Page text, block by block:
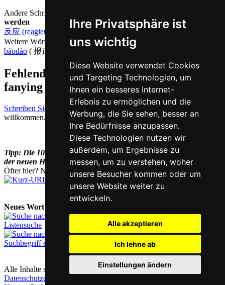
Ihre Privatsphäre ist
uns wichtig
Diese Website verwendet Cookies
und Targeting Technologien, um
Ihnen ein besseres Internet-
Erlebnis zu ermöglichen und die
Werbung, die Sie sehen, besser an
Ihre Bedürfnisse anzupassen.
Diese Technologien nutzen wir
außerdem, um Ergebnisse zu
messen, um zu verstehen, woher
unsere Besucher kommen oder um
unsere Website weiter zu
entwickeln.
Alle akzeptieren
Ich lehne ab
Einstellungen ändern
Andere Schriftzeichen, die auf Chinesisch
werden
反应 (reagieren)
Weitere Wörter, die ebenfallsberichten auf Chinesisch
bàodào ( 报道 ), ( 述 )
Fehlende oder falsche Übersetzung für
fanying auf Deutsch melden
Schreiben Sie uns!
Ihr Feedback und konstruktive Kritik sind stets
willkommen.
Tipp: Die 1000 häufigsten Chinesischen Vokabeln lernen Sie mit
der neuen Han Trainer Top 1000 Edition.
Öfter hier? Nutzen Sie unsereKurz-URL chi.nesis.ch
Neues Wort nachschlagen:
Listensuche
Suchbegriff eingeben
Alle Inhalte sind urheberrechtlich geschützt | Kontakt & Impressum
Datenschutzerklärung